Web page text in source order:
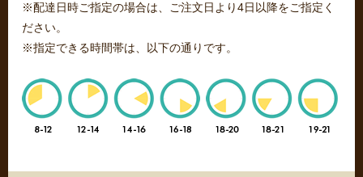
※配達日時ご指定の場合は、ご注文日より4日以降をご指定く
ださい。
※指定できる時間帯は、以下の通りです。